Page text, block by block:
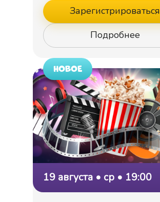
Зарегистрироваться
Подробнее
НОВОЕ
19 августа • ср • 19:00